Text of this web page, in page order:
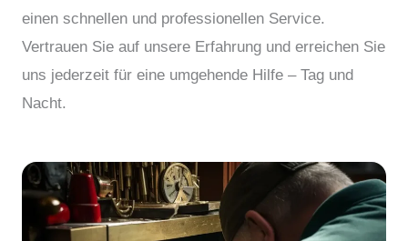
einen schnellen und professionellen Service.
Vertrauen Sie auf unsere Erfahrung und erreichen Sie
uns jederzeit für eine umgehende Hilfe – Tag und
Nacht.